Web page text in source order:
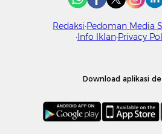
Redaksi Pedoman Media
Info IklanPrivacy
Download aplikasi